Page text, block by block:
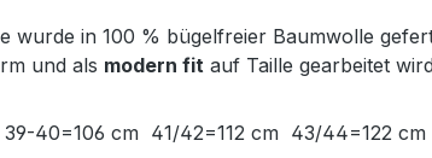
wurde in 100 % bügelfreier Baumwolle
und als modern fit auf Taille gearbeitet
39-40=106 cm 41/42=112 cm 43/44=122